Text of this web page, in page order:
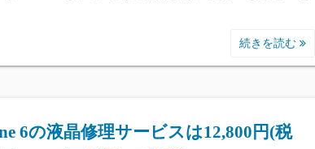
続きを読む
6の液晶修理サービスは12,800円(税